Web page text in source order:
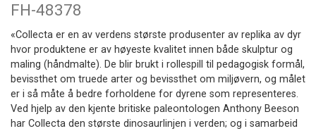
FH-48378
«Collecta er en av verdens største produsenter av replika av dyr
hvor produktene er av høyeste kvalitet innen både skulptur og
maling (håndmalte). De blir brukt i rollespill til pedagogisk formål,
bevissthet om truede arter og bevissthet om miljøvern, og målet
er i så måte å bedre forholdene for dyrene som representeres.
Ved hjelp av den kjente britiske paleontologen Anthony Beeson
har Collecta den største dinosaurlinjen i verden; og i samarbeid